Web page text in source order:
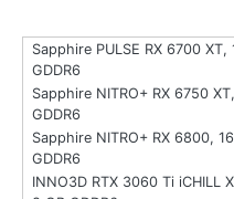
Sapphire PULSE RX 6700 XT,
GDDR6
Sapphire NITRO+ RX 6750
GDDR6
Sapphire NITRO+ RX 6800,
GDDR6
INNO3D RTX 3060 Ti iCHILL